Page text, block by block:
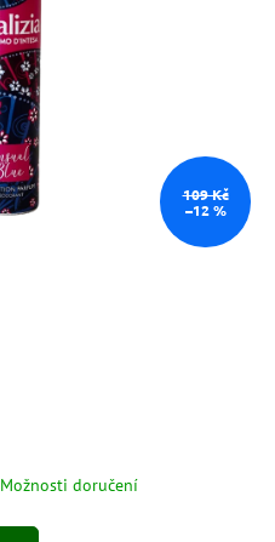
109 Kč
–12 %
Možnosti doručení